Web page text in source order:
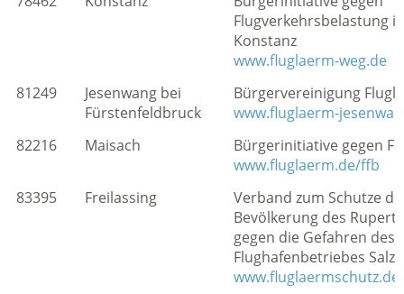
Flugverkehrsbelastung
Konstanz
www.fluglaerm-weg.de
81249
Jesenwang bei
Fürstenfeldbruck
Bürgervereinigung
www.fluglaerm-
82216
Maisach
Bürgerinitiative gegen
www.fluglaerm.de/ffb
83395
Freilassing
Verband zum Schutze
Bevölkerung des
gegen die Gefahren des
Flughafenbetriebes
www.fluglaermschutz.de